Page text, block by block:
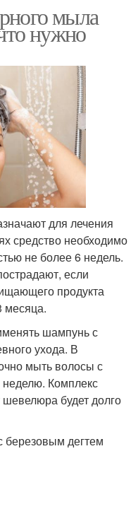
мыла
нужно
для лечения
средство необходимо
не более 6 недель.
если
продукта
месяца.
шампунь с
ухода. В
мыть волосы с
Комплекс
будет долго
дегтем